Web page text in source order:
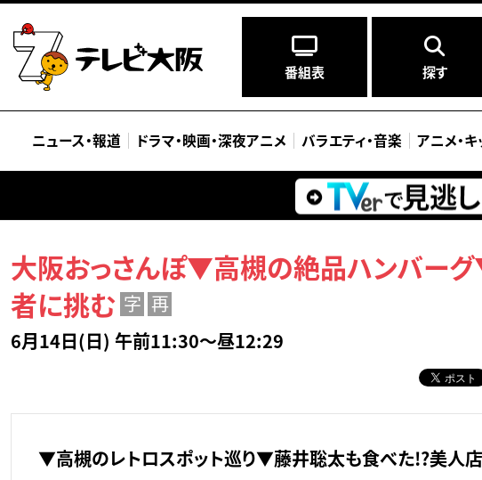
番組表 探す
ニュース・報道 ドラマ・映画・深夜アニメ バラエティ・音楽 アニメ・キ
大阪おっさんぽ▼高槻の絶品ハンバー
者に挑む 字 再
6月14日(日) 午前11:30～昼12:29
▼高槻のレトロスポット巡り▼藤井聡太も食べた!?美人